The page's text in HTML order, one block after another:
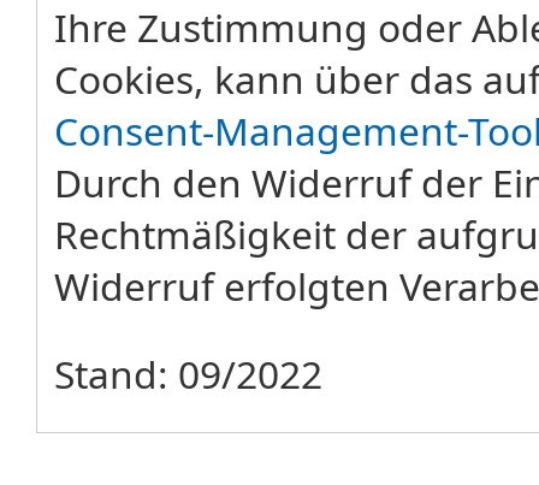
Ihre Zustimmung oder
Cookies, kann über das
Consent-Management-
Durch den Widerruf der
Rechtmäßigkeit der
Widerruf erfolgten
Stand: 09/2022